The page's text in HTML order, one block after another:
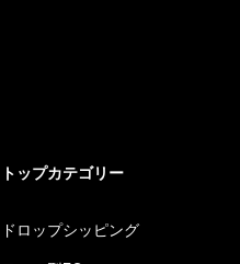
トップカテゴリー
ドロップシッピング